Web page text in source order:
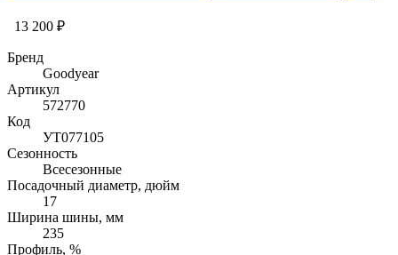
13 200 ₽
Бренд
Goodyear
Артикул
572770
Код
УТ077105
Сезонность
Всесезонные
Посадочный диаметр, дюйм
17
Ширина шины, мм
235
Профиль, %